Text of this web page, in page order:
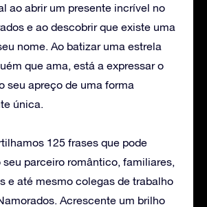
ao abrir um presente incrível no
e ao descobrir que existe uma
nome. Ao batizar uma estrela
que ama, está a expressar o
seu apreço de uma forma
única.
125 frases que pode
seu parceiro romântico, familiares,
e até mesmo colegas de trabalho
Acrescente um brilho